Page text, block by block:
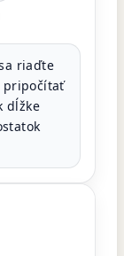
riaďte
pripočítať
dĺžke